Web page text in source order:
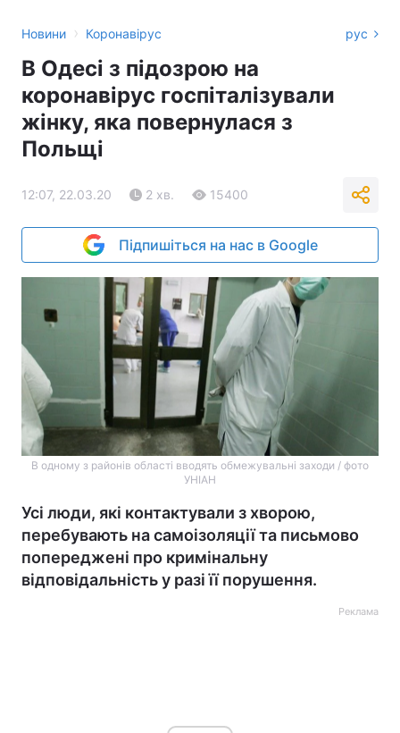
Новини › Коронавірус рус
В Одесі з підозрою на
коронавірус госпіталізували
жінку, яка повернулася з
Польщі
12:07, 22.03.20 2 хв. 15400
Підпишіться на нас в Google
В одному з районів області вводять обмежувальні заходи / фото
УНІАН
Усі люди, які контактували з хворою,
перебувають на самоізоляції та письмово
попереджені про кримінальну
відповідальність у разі її порушення.
Реклама